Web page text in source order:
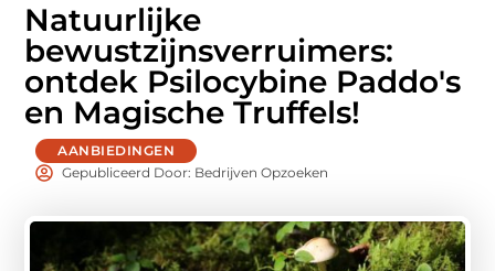
Natuurlijke
bewustzijnsverruimers:
ontdek Psilocybine Paddo's
en Magische Truffels!
AANBIEDINGEN
Gepubliceerd Door: Bedrijven Opzoeken